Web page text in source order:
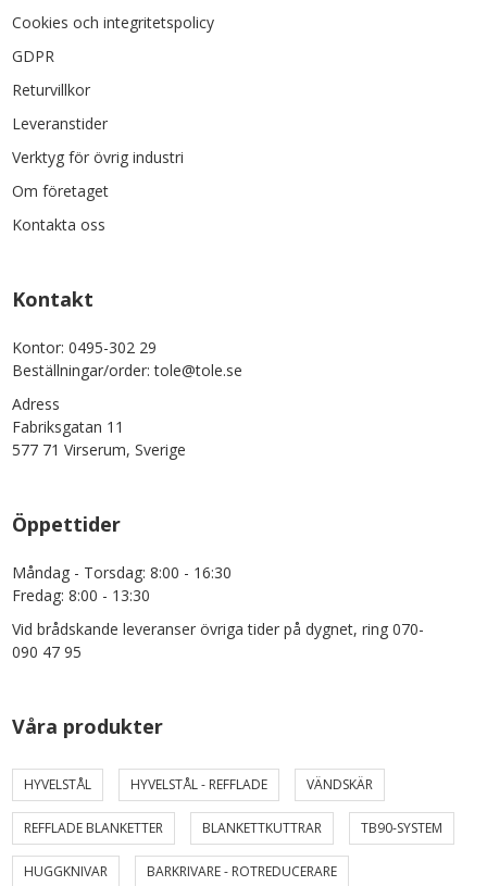
Cookies och integritetspolicy
GDPR
Returvillkor
Leveranstider
Verktyg för övrig industri
Om företaget
Kontakta oss
Kontakt
Kontor: 0495-302 29
Beställningar/order: tole@tole.se
Adress
Fabriksgatan 11
577 71 Virserum, Sverige
Öppettider
Måndag - Torsdag: 8:00 - 16:30
Fredag: 8:00 - 13:30
Vid brådskande leveranser övriga tider på dygnet, ring 070-
090 47 95
Våra produkter
HYVELSTÅL HYVELSTÅL - REFFLADE VÄNDSKÄR
REFFLADE BLANKETTER BLANKETTKUTTRAR TB90-SYSTEM
HUGGKNIVAR BARKRIVARE - ROTREDUCERARE